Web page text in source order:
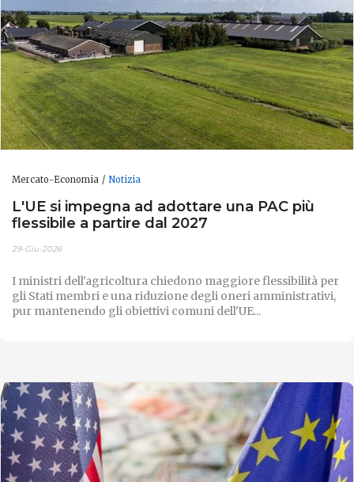
Mercato-Economia Notizia
L'UE si impegna ad adottare una PAC più
flessibile a partire dal 2027
29-Giu-2026
I ministri dell'agricoltura chiedono maggiore flessibilità per
gli Stati membri e una riduzione degli oneri amministrativi,
pur mantenendo gli obiettivi comuni dell'UE...